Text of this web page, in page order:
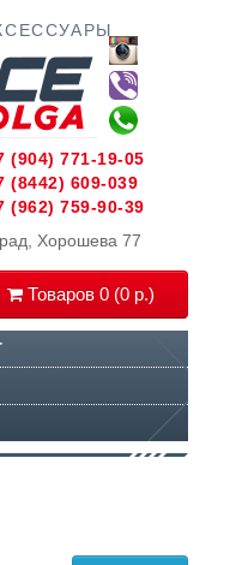
Хорошева 77
Товаров 0 (0 р.)
(904) 771-19-05
(8442) 609-039
(962) 759-90-39